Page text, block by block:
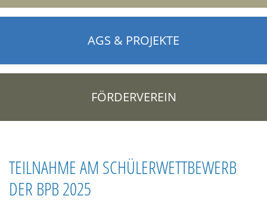
AGS & PROJEKTE
FÖRDERVEREIN
TEILNAHME AM SCHÜLERWETTBEWERB
DER BPB 2025